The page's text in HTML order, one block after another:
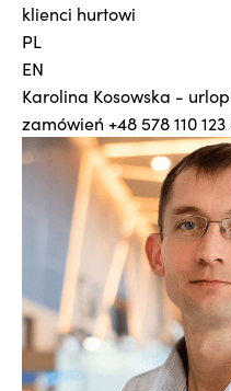
klienci hurtowi
PL
EN
Karolina Kosowska -
zamówień +48 578 110 123